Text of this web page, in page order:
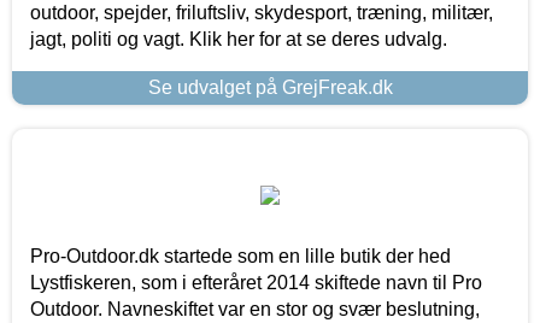
outdoor, spejder, friluftsliv, skydesport, træning, militær,
jagt, politi og vagt. Klik her for at se deres udvalg.
Se udvalget på GrejFreak.dk
Pro-Outdoor.dk startede som en lille butik der hed
Lystfiskeren, som i efteråret 2014 skiftede navn til Pro
Outdoor. Navneskiftet var en stor og svær beslutning,